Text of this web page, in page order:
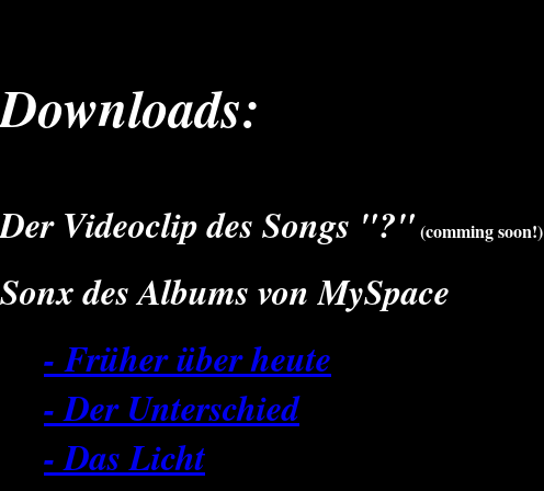
Downloads:
Der Videoclip des Songs "?" (comming soon!)
Sonx des Albums von MySpace
- Früher über heute
- Der Unterschied
- Das Licht